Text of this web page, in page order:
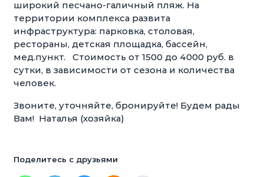
широкий песчано-галичный пляж. На
территории комплекса развита
инфраструктура: парковка, столовая,
рестораны, детская площадка, бассейн,
мед.пункт. Стоимость от 1500 до 4000 руб. в
сутки, в зависимости от сезона и количества
человек.
Звоните, уточняйте, бронируйте! Будем рады
Вам! Наталья (хозяйка)
Поделитесь с друзьями